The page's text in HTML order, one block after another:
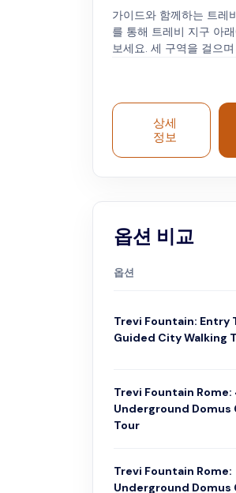
가이드와 함께하는 트레
를 통해 트레비 지구 아
보세요. 세 구역을 걸으
어가 고대 로마 유적을
전문 가이드가 투어 중에
고고학 유적지의 역사에
다. 트레비 분수 (Trevi Fountain) 물이 고고학 지
이프와 수영장으로 이어
동전으로 된 보물 창고,
별한 아프리카 양서류인
요.
상세
정보
옵션 비교
옵션
Trevi Fountain: Entry
Guided City Walking
Trevi Fountain
Underground Domus
Tour
Trevi Fountain Rome:
Underground Domus